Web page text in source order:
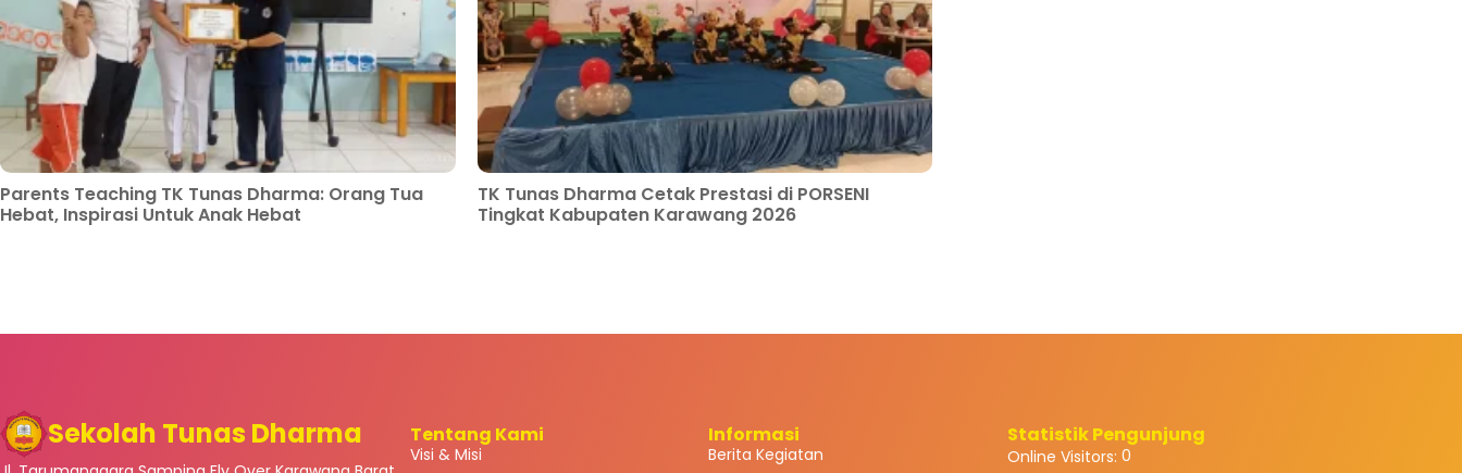
Parents Teaching TK Tunas Dharma: Orang Tua
Hebat, Inspirasi Untuk Anak Hebat
TK Tunas Dharma Cetak Prestasi di PORSENI
Tingkat Kabupaten Karawang 2026
Sekolah Tunas Dharma Tentang Kami
Visi & Misi
Informasi
Berita Kegiatan
Statistik Pengunjung
Online Visitors: 0